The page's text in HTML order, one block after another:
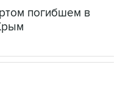
погибшем в